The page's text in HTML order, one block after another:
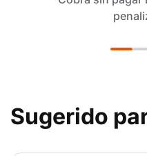
Sugerido